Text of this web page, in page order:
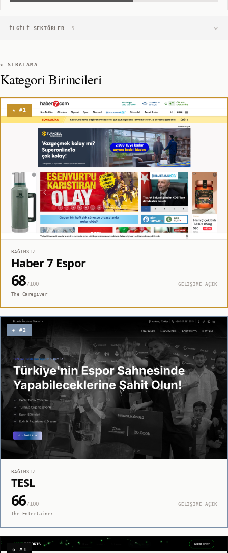
İLGILI SEKTÖRLER 5
★ SIRALAMA
Kategori Birincileri
★ #1
BAĞIMSIZ
Haber 7 Espor
68/100
GELİŞİME AÇIK
The Caregiver
◈ #2
BAĞIMSIZ
TESL
66/100
GELİŞİME AÇIK
The Entertainer
◇ #3